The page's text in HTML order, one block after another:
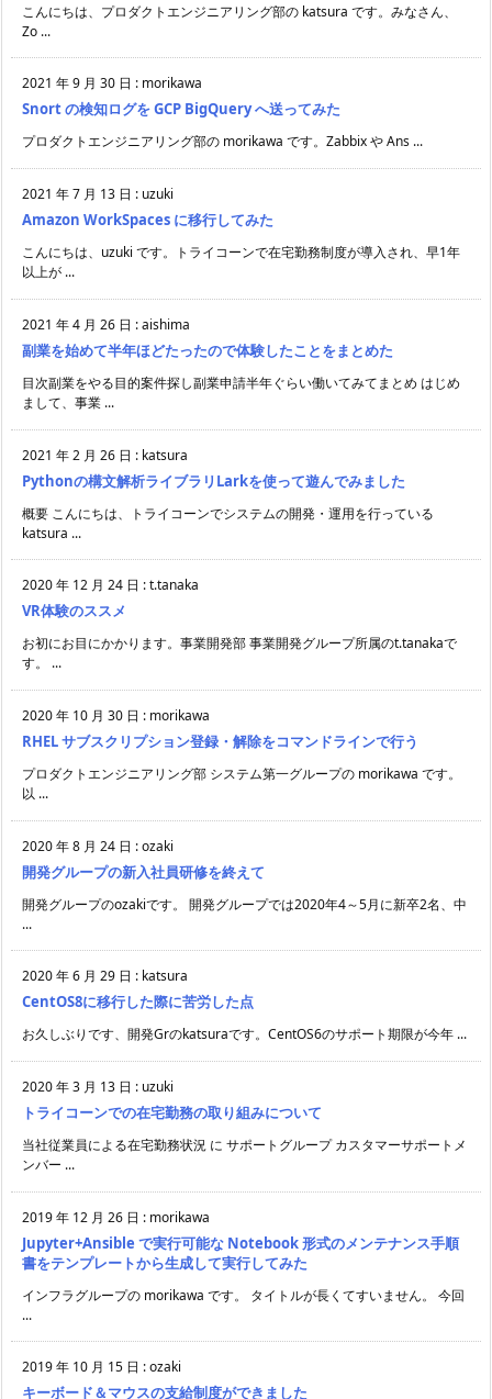
こんにちは、プロダクトエンジニアリング部の katsura です。みなさん、
Zo ...
2021 年 9 月 30 日 : morikawa
Snort の検知ログを GCP BigQuery へ送ってみた
プロダクトエンジニアリング部の morikawa です。Zabbix や Ans ...
2021 年 7 月 13 日 : uzuki
Amazon WorkSpaces に移行してみた
こんにちは、uzuki です。トライコーンで在宅勤務制度が導入され、早1年
以上が ...
2021 年 4 月 26 日 :aishima
副業を始めて半年ほどたったので体験したことをまとめた
目次副業をやる目的案件探し副業申請半年ぐらい働いてみてまとめ はじめ
まして、事業 ...
2021 年 2 月 26 日 : katsura
Pythonの構文解析ライブラリLarkを使って遊んでみました
概要 こんにちは、トライコーンでシステムの開発・運用を行っている
katsura ...
2020 年 12 月 24 日 :t.tanaka
VR体験のススメ
お初にお目にかかります。事業開発部 事業開発グループ所属のt.tanakaで
す。 ...
2020 年 10 月 30 日 : morikawa
RHEL サブスクリプション登録・解除をコマンドラインで行う
プロダクトエンジニアリング部 システム第一グループの morikawa です。
以 ...
2020 年 8 月 24 日 :ozaki
開発グループの新入社員研修を終えて
開発グループのozakiです。 開発グループでは2020年4～5月に新卒2名、中
...
2020 年 6 月 29 日 : katsura
CentOS8に移行した際に苦労した点
お久しぶりです、開発Grのkatsuraです。CentOS6のサポート期限が今年 ...
2020 年 3 月 13 日 : uzuki
トライコーンでの在宅勤務の取り組みについて
当社従業員による在宅勤務状況 に サポートグループ カスタマーサポートメ
ンバー ...
2019 年 12 月 26 日 : morikawa
Jupyter+Ansible で実行可能な Notebook 形式のメンテナンス手順
書をテンプレートから生成して実行してみた
インフラグループの morikawa です。 タイトルが長くてすいません。 今回
...
2019 年 10 月 15 日 :ozaki
キーボード＆マウスの支給制度ができました